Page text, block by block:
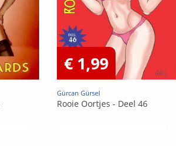
€ 1,99
Gürcan Gürsel
Rooie Oortjes - Deel 46